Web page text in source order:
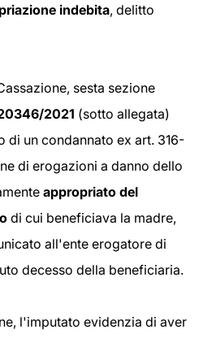
indebita, delitto
sesta sezione
2021 (sotto allegata)
di un condannato ex art. 316-
di erogazioni a danno dello
appropriato del
di cui beneficiava la madre,
all'ente erogatore di
decesso della beneficiaria.
l'imputato evidenzia di aver